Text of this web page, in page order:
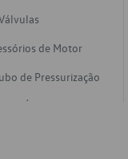
de Motor
de Pressurização
de Óleo